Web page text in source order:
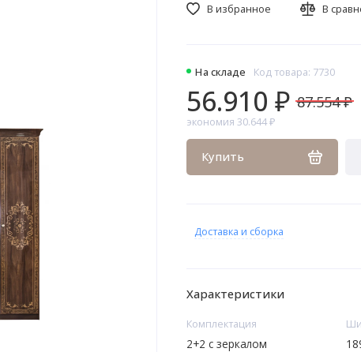
На складе Код товара: 7730
56.910 ₽ 87.554 ₽
экономия 30.644 ₽
Купить
В избранное В
Доставка и сборка
Характеристики
Комплектация
2+2 с зеркалом